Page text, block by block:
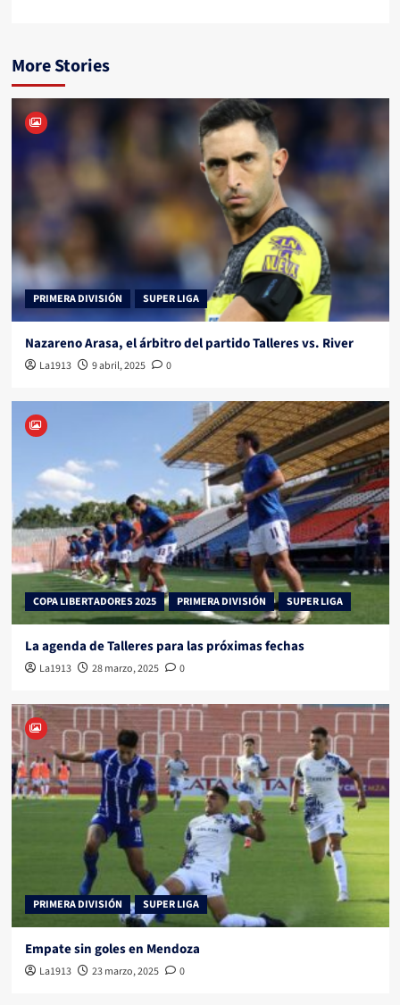
More Stories
PRIMERA DIVISIÓN SUPER LIGA
Nazareno Arasa, el árbitro del partido Talleres vs. River
La1913 9 abril, 2025 0
COPA LIBERTADORES 2025 PRIMERA DIVISIÓN SUPER LIGA
La agenda de Talleres para las próximas fechas
La1913 28 marzo, 2025 0
PRIMERA DIVISIÓN SUPER LIGA
Empate sin goles en Mendoza
La1913 23 marzo, 2025 0